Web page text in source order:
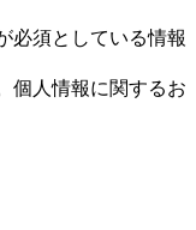
必須としている情報
個人情報に関するお